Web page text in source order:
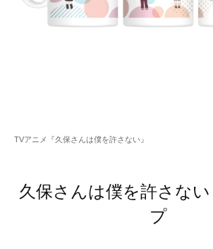
TVアニメ『久保さんは僕を許さない』
久保さんは僕を許さな
プ